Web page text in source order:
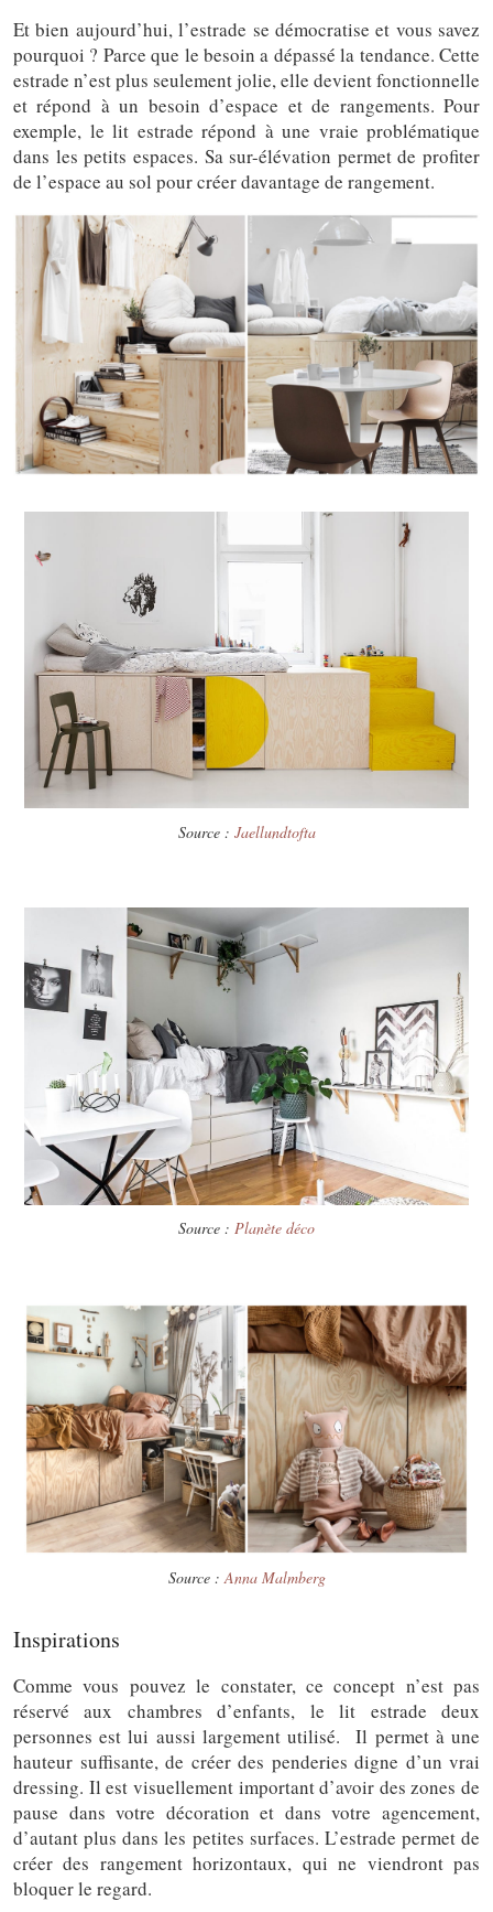
Et bien aujourd’hui, l’estrade se démocratise et vous savez
pourquoi ? Parce que le besoin a dépassé la tendance. Cette
estrade n’est plus seulement jolie, elle devient fonctionnelle
et répond à un besoin d’espace et de rangements. Pour
exemple, le lit estrade répond à une vraie problématique
dans les petits espaces. Sa sur-élévation permet de profiter
de l’espace au sol pour créer davantage de rangement.
Source : Jaellundtofta
Source : Planète déco
Source :Anna Malmberg
Inspirations
Comme vous pouvez le constater, ce concept n’est pas
réservé aux chambres d’enfants, le lit estrade deux
personnes est lui aussi largement utilisé. Il permet à une
hauteur suffisante, de créer des penderies digne d’un vrai
dressing. Il est visuellement important d’avoir des zones de
pause dans votre décoration et dans votre agencement,
d’autant plus dans les petites surfaces. L’estrade permet de
créer des rangement horizontaux, qui ne viendront pas
bloquer le regard.